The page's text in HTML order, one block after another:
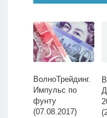
ВолноТрейдинг.
Импульс по
фунту
(07.08.2017)